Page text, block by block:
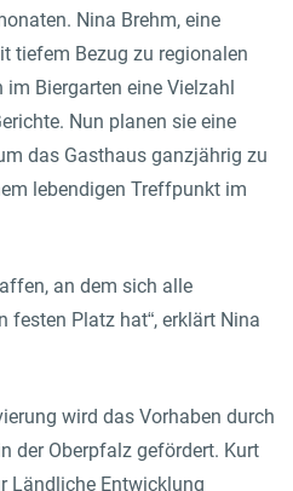
Nina Brehm, eine
tiefem Bezug zu regionalen
Biergarten eine Vielzahl
Nun planen sie eine
das Gasthaus ganzjährig zu
lebendigen Treffpunkt im
an dem sich alle
Platz hat“, erklärt Nina
wird das Vorhaben durch
der Oberpfalz gefördert. Kurt
Ländliche Entwicklung